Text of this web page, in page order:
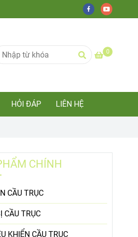
0
HỎI ĐÁP LIÊN HỆ
CHÍNH
CẦU TRỤC
CẦU TRỤC
KHIỂN CẦU TRỤC